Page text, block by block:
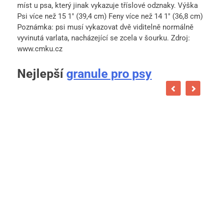
míst u psa, který jinak vykazuje tříslové odznaky. Výška
Psi více než 15 1″ (39,4 cm) Feny více než 14 1″ (36,8 cm)
Poznámka: psi musí vykazovat dvě viditelně normálně
vyvinutá varlata, nacházející se zcela v šourku. Zdroj:
www.cmku.cz
Nejlepšígranule pro psy